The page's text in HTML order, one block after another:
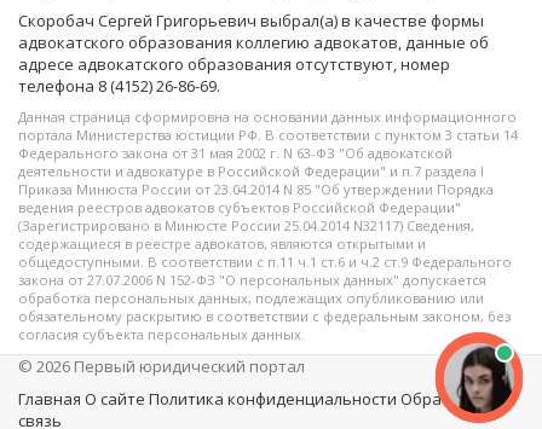
Скоробач Сергей Григорьевич выбрал(а) в качестве формы
адвокатского образования коллегию адвокатов, данные об
адресе адвокатского образования отсутствуют, номер
телефона 8 (4152) 26-86-69.
Данная страница сформировна на основании данных информационного
портала Министерства юстиции РФ. В соответствии с пунктом 3 статьи 14
Федерального закона от 31 мая 2002 г. N 63-ФЗ "Об адвокатской
деятельности и адвокатуре в Российской Федерации" и п.7 раздела I
Приказа Минюста России от 23.04.2014 N 85 "Об утверждении Порядка
ведения реестров адвокатов субъектов Российской Федерации"
(Зарегистрировано в Минюсте России 25.04.2014 N32117) Сведения,
содержащиеся в реестре адвокатов, являются открытыми и
общедоступными. В соответствии с п.11 ч.1 ст.6 и ч.2 ст.9 Федерального
закона от 27.07.2006 N 152-ФЗ "О персональных данных" допускается
обработка персональных данных, подлежащих опубликованию или
обязательному раскрытию в соответствии с федеральным законом, без
согласия субъекта персональных данных.
© 2026 Первый юридический портал
Главная О сайте Политика конфиденциальности Обратная
связь